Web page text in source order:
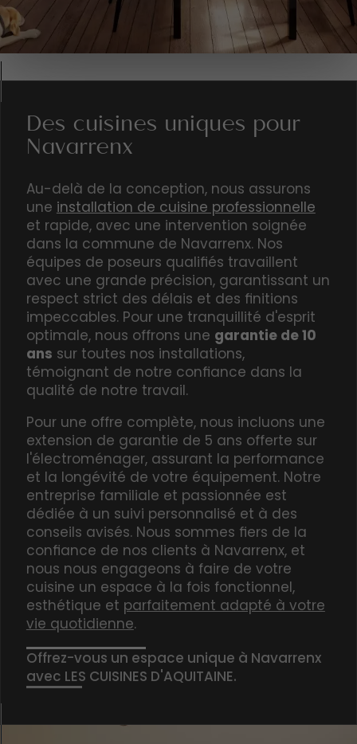
Des cuisines uniques pour
Navarrenx
Au-delà de la conception, nous assurons
une installation de cuisine professionnelle
et rapide, avec une intervention soignée
dans la commune de Navarrenx. Nos
équipes de poseurs qualifiés travaillent
avec une grande précision, garantissant un
respect strict des délais et des finitions
impeccables. Pour une tranquillité d'esprit
optimale, nous offrons une garantie de 10
ans sur toutes nos installations,
témoignant de notre confiance dans la
qualité de notre travail.
Pour une offre complète, nous incluons une
extension de garantie de 5 ans offerte sur
l'électroménager, assurant la performance
et la longévité de votre équipement. Notre
entreprise familiale et passionnée est
dédiée à un suivi personnalisé et à des
conseils avisés. Nous sommes fiers de la
confiance de nos clients à Navarrenx, et
nous nous engageons à faire de votre
cuisine un espace à la fois fonctionnel,
esthétique et parfaitement adapté à votre
vie quotidienne.
Offrez-vous un espace unique à Navarrenx
avec LES CUISINES D'AQUITAINE.